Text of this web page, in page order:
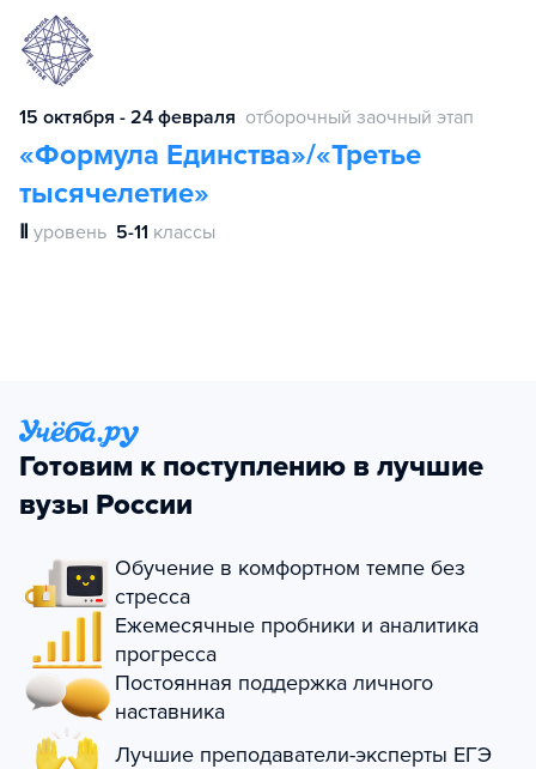
15 октября - 24 февраля отборочный заочный этап
«Формула Единства»/«Третье
тысячелетие»
Ⅱ уровень 5-11 классы
Готовим к поступлению в лучшие
вузы России
Обучение в комфортном темпе без
стресса
Ежемесячные пробники и аналитика
прогресса
Постоянная поддержка личного
наставника
Лучшие преподаватели-эксперты ЕГЭ